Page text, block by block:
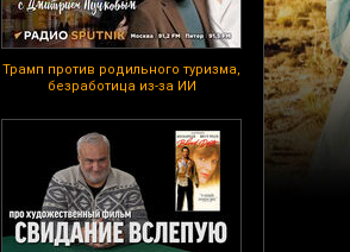
Трамп против родильного туризма,
безработица из-за ИИ